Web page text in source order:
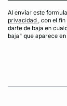
Al enviar este
privacidad , con el
darte de baja en
baja" que aparece